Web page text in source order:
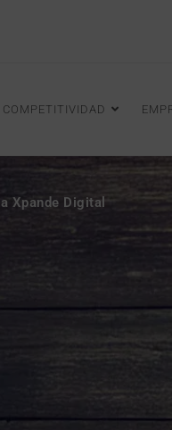
COMPETITIVIDAD
Xpande Digital